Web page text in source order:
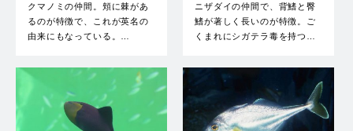
クマノミの仲間。頬に棘があ
るのが特徴で、これが英名の
由来にもなっている。…
ニザダイの仲間で、背鰭と臀
鰭が著しく長いのが特徴。ご
くまれにシガテラ毒を持つ…